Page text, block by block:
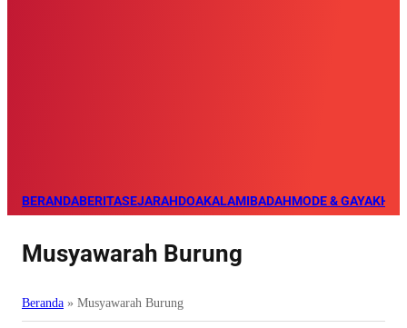
BERANDABERITASEJARAHDOAKALAMIBADAHMODE & GAYA
Musyawarah Burung
Beranda » Musyawarah Burung